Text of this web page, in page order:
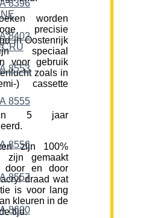
worden
precisie
in Oostenrijk
speciaal
voor gebruik
zoals in
) cassette
5 jaar
zijn 100%
zijn gemaakt
door en door
draad wat
is voor lang
kleuren in de
tijd.